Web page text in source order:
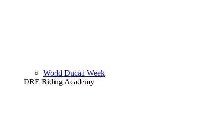
World Ducati Week
DRE Riding Academy